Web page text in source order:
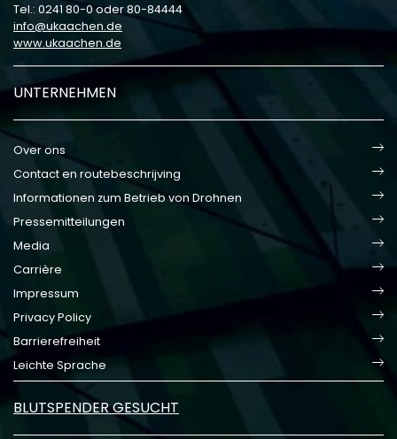
Tel.: 0241 80-0 oder 80-84444
info
ukaachen de
www.ukaachen.de
UNTERNEHMEN
Over ons
Contact en routebeschrijving
Informationen zum Betrieb von Drohnen
Pressemitteilungen
Media
Carrière
Impressum
Privacy Policy
Barrierefreiheit
Leichte Sprache
BLUTSPENDER GESUCHT